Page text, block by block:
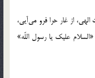
از غار حرا فرو می‌آیی،
علیک یا رسول اللّه‌»